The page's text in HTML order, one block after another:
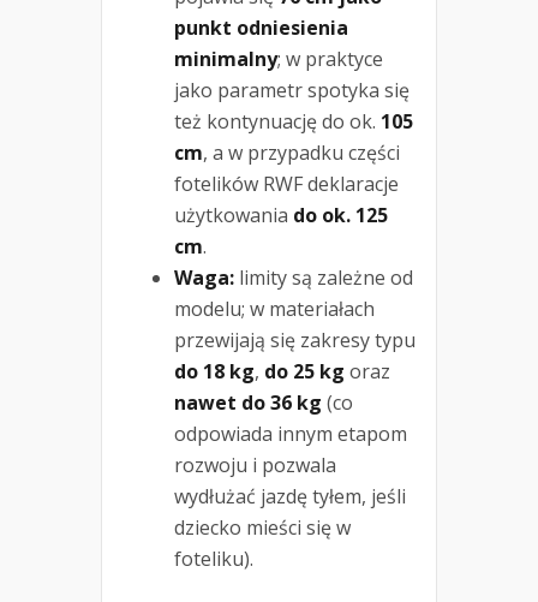
punkt odniesienia
minimalny; w praktyce
jako parametr spotyka się
też kontynuację do ok. 105
cm, a w przypadku części
fotelików RWF deklaracje
użytkowania do ok. 125
cm.
Waga: limity są zależne od
modelu; w materiałach
przewijają się zakresy typu
do 18 kg, do 25 kg oraz
nawet do 36 kg (co
odpowiada innym etapom
rozwoju i pozwala
wydłużać jazdę tyłem, jeśli
dziecko mieści się w
foteliku).